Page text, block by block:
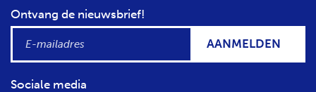
Ontvang de nieuwsbrief!
AANMELDEN
Sociale media